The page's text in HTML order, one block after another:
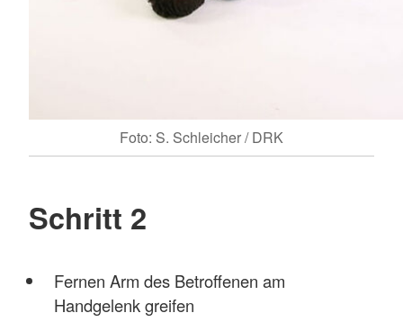
Foto: S. Schleicher / DRK
Schritt 2
Fernen Arm des Betroffenen am
Handgelenk greifen